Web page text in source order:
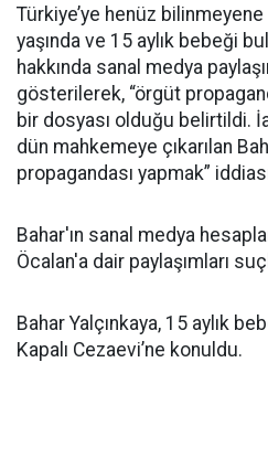
Türkiye’ye henüz
yaşında ve 15 aylık bebeği
hakkında sanal medya
gösterilerek, “örgüt
bir dosyası olduğu belirtildi.
dün mahkemeye çıkarılan
propagandası yapmak”
Bahar'ın sanal medya
Öcalan'a dair paylaşımları
Bahar Yalçınkaya, 15 aylık
Kapalı Cezaevi’ne konuldu.